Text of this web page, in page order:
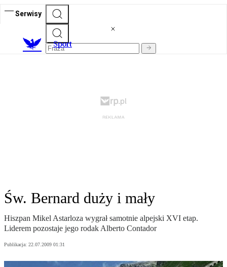
Serwisy
Sport
Św. Bernard duży i mały
Hiszpan Mikel Astarloza wygrał samotnie alpejski XVI etap.
Liderem pozostaje jego rodak Alberto Contador
Publikacja: 22.07.2009 01:31